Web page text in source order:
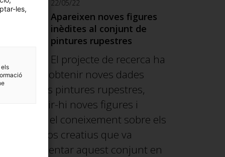
22/05/22
Apareixen noves figures
inèdites al conjunt de
pintures rupestres
El projecte de recerca ha
permès obtenir noves dades
sobre les pintures rupestres,
descobrir-hi noves figures i
millorar el coneixement sobre els
processos creatius que va
experimentar aquest conjunt en
les,